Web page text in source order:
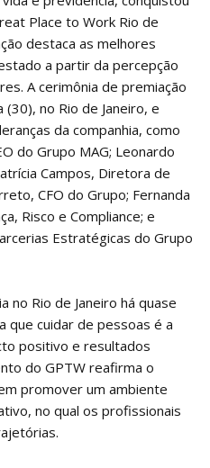
Place to Work Rio de
destaca as melhores
a partir da percepção
A cerimônia de premiação
no Rio de Janeiro, e
da companhia, como
do Grupo MAG; Leonardo
Campos, Diretora de
CFO do Grupo; Fernanda
Risco e Compliance; e
Estratégicas do Grupo
no Rio de Janeiro há quase
que cuidar de pessoas é a
positivo e resultados
do GPTW reafirma o
promover um ambiente
no qual os profissionais